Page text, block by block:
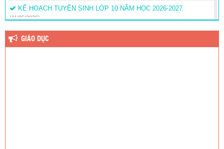
KẾ HOẠCH TUYỂN SINH LỚP 10 NĂM HỌC 2026-2027
(11/05/2026)
THÔNG BÁO DANH SÁCH LỚP 10 NĂM HỌC 2025-2026 – THỜI
GIAN TẬP TRUNG HỌC SINH KHỐI 10.
GIÁO DỤC